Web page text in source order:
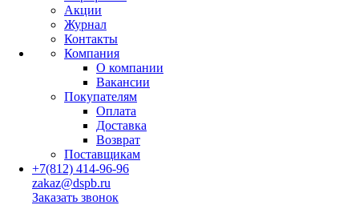
Акции
Журнал
Контакты
Компания
О компании
Вакансии
Покупателям
Оплата
Доставка
Возврат
Поставщикам
+7(812) 414-96-96
zakaz@dspb.ru
Заказать звонок